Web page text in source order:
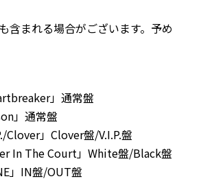
含まれる場合がございます。予め
」通常盤
」通常盤
Clover」Clover盤/V.I.P.盤
In The Court」White盤/Black盤
」IN盤/OUT盤